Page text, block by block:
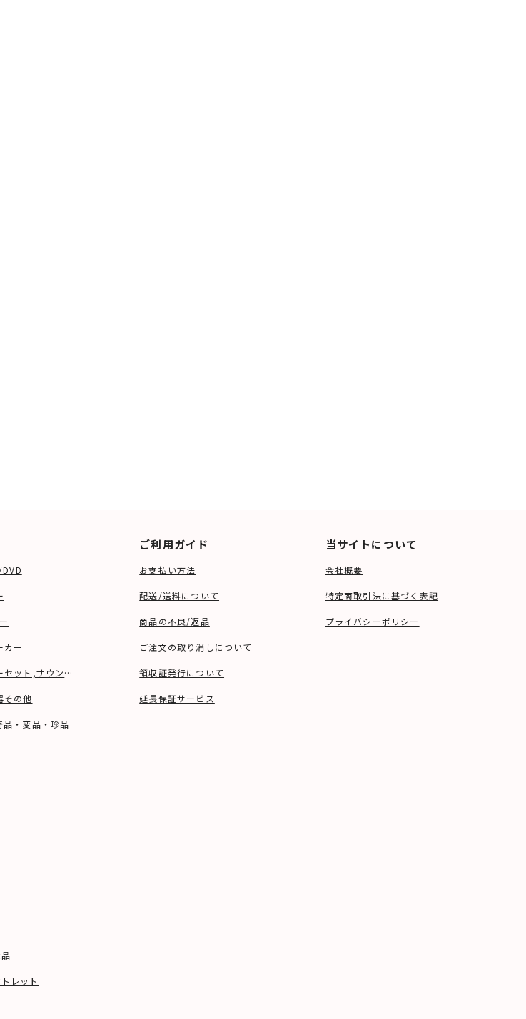
カー
ット,サウンドバー
その他
品・変品・珍品
レット
ご利用ガイド
お支払い方法
配送/送料について
商品の不良/返品
ご注文の取り消しについて
領収証発行について
延長保証サービス
当サイトについて
会社概要
特定商取引法に基づく表記
プライバシーポリシー